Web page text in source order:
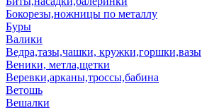
Бокорезы,ножницы по металлу
Буры
Валики
Ведра,тазы,чашки, кружки,горшки,вазы
Веники, метла,щетки
Веревки,арканы,троссы,бабина
Ветошь
Вешалки